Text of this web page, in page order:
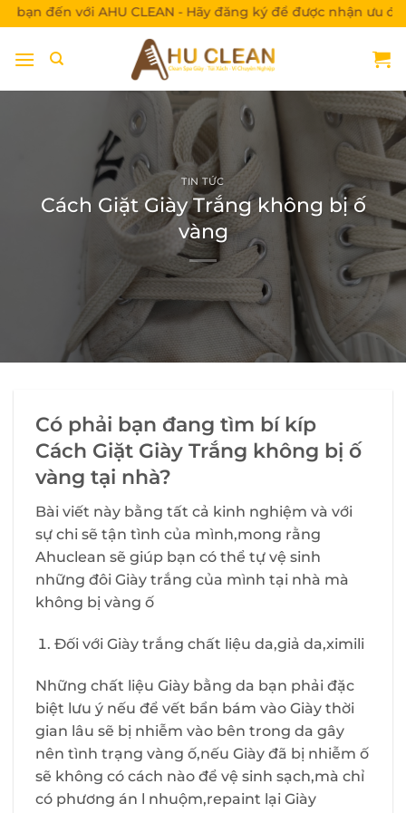
Bỏ
qua
nội
với AHU CLEAN - Hãy đăng ký để được nhận ưu đãi nhé!
TIN TỨC
Cách Giặt Giày Trắng không bị ố
vàng
Có phải bạn đang tìm bí kíp
Cách Giặt Giày Trắng không bị ố
vàng tại nhà?
Bài viết này bằng tất cả kinh nghiệm và với
sự chi sẽ tận tình của mình,mong rằng
Ahuclean sẽ giúp bạn có thể tự vệ sinh
những đôi Giày trắng của mình tại nhà mà
không bị vàng ố
Đối với Giày trắng chất liệu da,giả da,ximili
Những chất liệu Giày bằng da bạn phải đặc
biệt lưu ý nếu để vết bẩn bám vào Giày thời
gian lâu sẽ bị nhiễm vào bên trong da gây
nên tình trạng vàng ố,nếu Giày đã bị nhiễm ố
sẽ không có cách nào để vệ sinh sạch,mà chỉ
có phương án l nhuộm,repaint lại Giày